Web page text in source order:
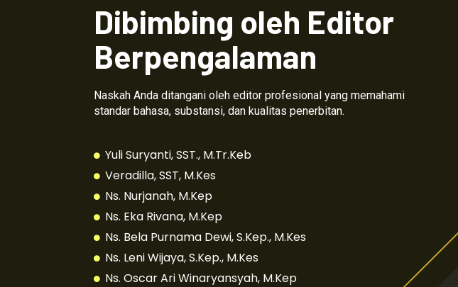
Dibimbing oleh Editor
Berpengalaman
Naskah Anda ditangani oleh editor profesional yang memahami
standar bahasa, substansi, dan kualitas penerbitan.
Yuli Suryanti, SST., M.Tr.Keb
Veradilla, SST, M.Kes
Ns. Nurjanah, M.Kep
Ns. Eka Rivana, M.Kep
Ns. Bela Purnama Dewi, S.Kep., M.Kes
Ns. Leni Wijaya, S.Kep., M.Kes
Ns. Oscar Ari Winaryansyah, M.Kep